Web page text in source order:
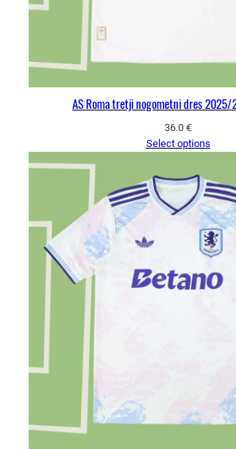
AS Roma tretji nogometni dres 2025/
36.0 €
Select options